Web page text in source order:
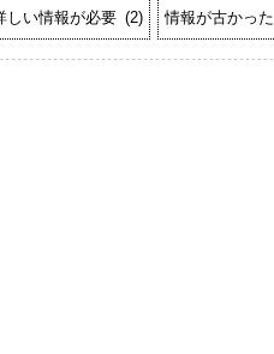
しい情報が必要 (2) 情報が古かった